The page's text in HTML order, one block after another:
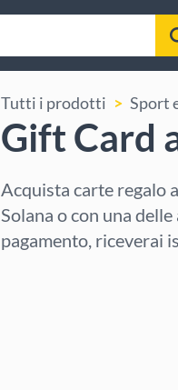
Tutti i prodotti Sport
Gift Card
Acquista carte regalo
Solana o con una
pagamento, riceverai